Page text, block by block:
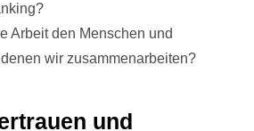
Arbeit den Menschen und
wir zusammenarbeiten?
und